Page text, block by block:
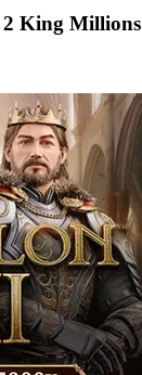
King Millions